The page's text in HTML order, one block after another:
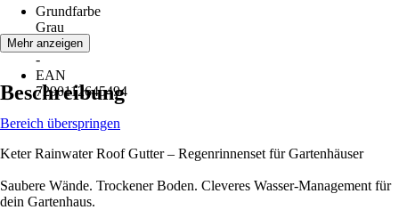
Grundfarbe
Grau
Serie
-
EAN
7290112645494
Mehr anzeigen
Beschreibung
Bereich überspringen
Keter Rainwater Roof Gutter – Regenrinnenset für Gartenhäuser
Saubere Wände. Trockener Boden. Cleveres Wasser‑Management für
dein Gartenhaus.